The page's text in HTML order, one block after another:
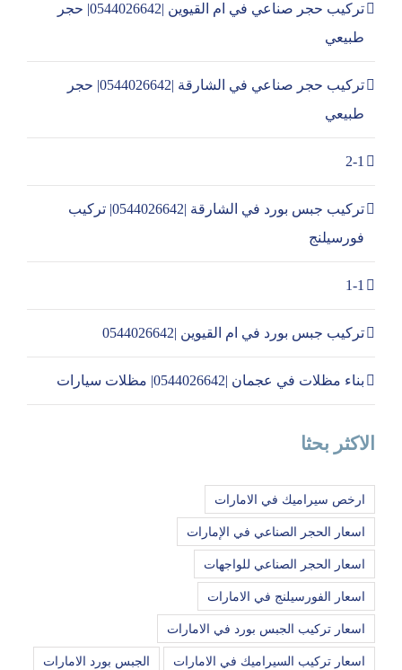
تركيب حجر صناعي في ام القيوين |0544026642| حجر
طبيعي
تركيب حجر صناعي في الشارقة |0544026642| حجر
طبيعي
2-1
تركيب جبس بورد في الشارقة |0544026642| تركيب
فورسيلنج
1-1
تركيب جبس بورد في ام القيوين |0544026642
بناء مظلات في عجمان |0544026642| مظلات سيارات
الاكثر بحثا
ارخص سيراميك في الامارات
اسعار الحجر الصناعي في الإمارات
اسعار الحجر الصناعي للواجهات
اسعار الفورسيلنج في الامارات
اسعار تركيب الجبس بورد في الامارات
اسعار تركيب السيراميك في الامارات الجبس بورد الامارات